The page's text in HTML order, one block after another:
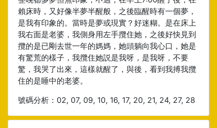
賴床時，又好像半夢半醒般，之後臨醒時有一個夢，
是我有印象的。當時是夢或現實？好迷糊。是在床上
我右面是老婆，我側身用左手攬住她，之後好快見到
攬的是已剛去世一年的媽媽，她頭躺向我心口，她是
有驚荒的樣子，我攬住她説是我呀，是我呀，不要
驚，我哭了出來，這樣就醒了，與後，看到我搏我攬
住的是睡中的老婆。
號碼分析：02, 07, 09, 10, 16, 17, 20, 21, 24, 27, 28